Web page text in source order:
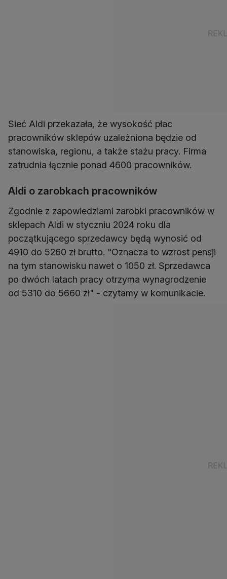
Sieć Aldi przekazała, że wysokość płac
pracowników sklepów uzależniona będzie od
stanowiska, regionu, a także stażu pracy. Firma
zatrudnia łącznie ponad 4600 pracowników.
Aldi o zarobkach pracowników
Zgodnie z zapowiedziami zarobki pracowników w
sklepach Aldi w styczniu 2024 roku dla
początkującego sprzedawcy będą wynosić od
4910 do 5260 zł brutto. "Oznacza to wzrost pensji
na tym stanowisku nawet o 1050 zł. Sprzedawca
po dwóch latach pracy otrzyma wynagrodzenie
od 5310 do 5660 zł" - czytamy w komunikacie.